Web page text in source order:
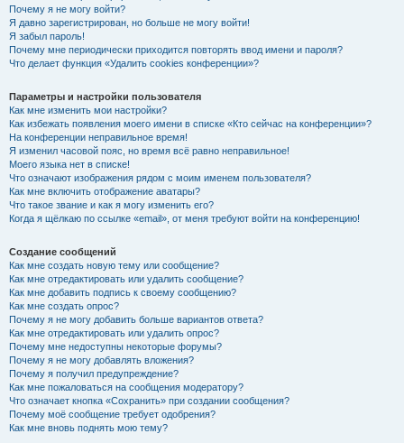
Почему я не могу войти?
Я давно зарегистрирован, но больше не могу войти!
Я забыл пароль!
Почему мне периодически приходится повторять ввод имени и пароля?
Что делает функция «Удалить cookies конференции»?
Параметры и настройки пользователя
Как мне изменить мои настройки?
Как избежать появления моего имени в списке «Кто сейчас на конференции»?
На конференции неправильное время!
Я изменил часовой пояс, но время всё равно неправильное!
Моего языка нет в списке!
Что означают изображения рядом с моим именем пользователя?
Как мне включить отображение аватары?
Что такое звание и как я могу изменить его?
Когда я щёлкаю по ссылке «email», от меня требуют войти на конференцию!
Создание сообщений
Как мне создать новую тему или сообщение?
Как мне отредактировать или удалить сообщение?
Как мне добавить подпись к своему сообщению?
Как мне создать опрос?
Почему я не могу добавить больше вариантов ответа?
Как мне отредактировать или удалить опрос?
Почему мне недоступны некоторые форумы?
Почему я не могу добавлять вложения?
Почему я получил предупреждение?
Как мне пожаловаться на сообщения модератору?
Что означает кнопка «Сохранить» при создании сообщения?
Почему моё сообщение требует одобрения?
Как мне вновь поднять мою тему?